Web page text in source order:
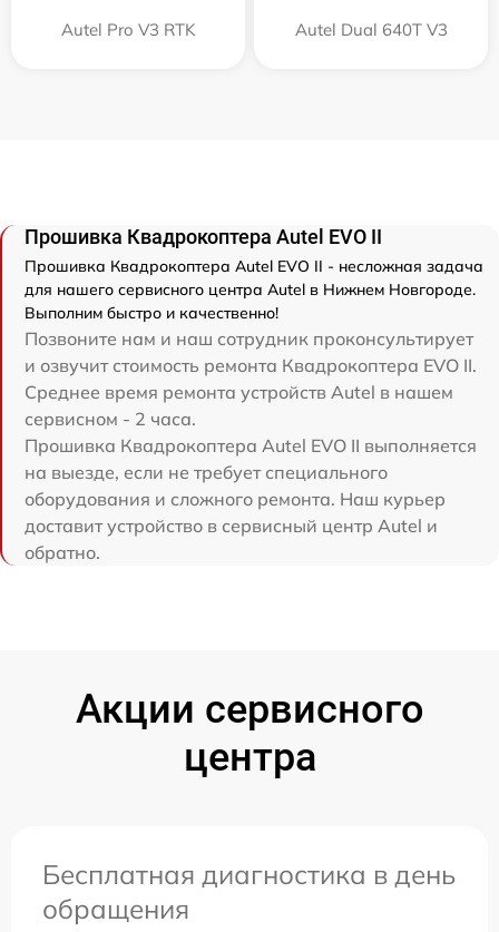
Autel Pro V3 RTK Autel Dual 640T V3
Прошивка Квадрокоптера Autel EVO II
Прошивка Квадрокоптера Autel EVO II - несложная задача
для нашего сервисного центра Autel в Нижнем Новгороде.
Выполним быстро и качественно!
Позвоните нам и наш сотрудник проконсультирует
и озвучит стоимость ремонта Квадрокоптера EVO II.
Среднее время ремонта устройств Autel в нашем
сервисном - 2 часа.
Прошивка Квадрокоптера Autel EVO II выполняется
на выезде, если не требует специального
оборудования и сложного ремонта. Наш курьер
доставит устройство в сервисный центр Autel и
обратно.
Акции сервисного
центра
Бесплатная диагностика в день
обращения